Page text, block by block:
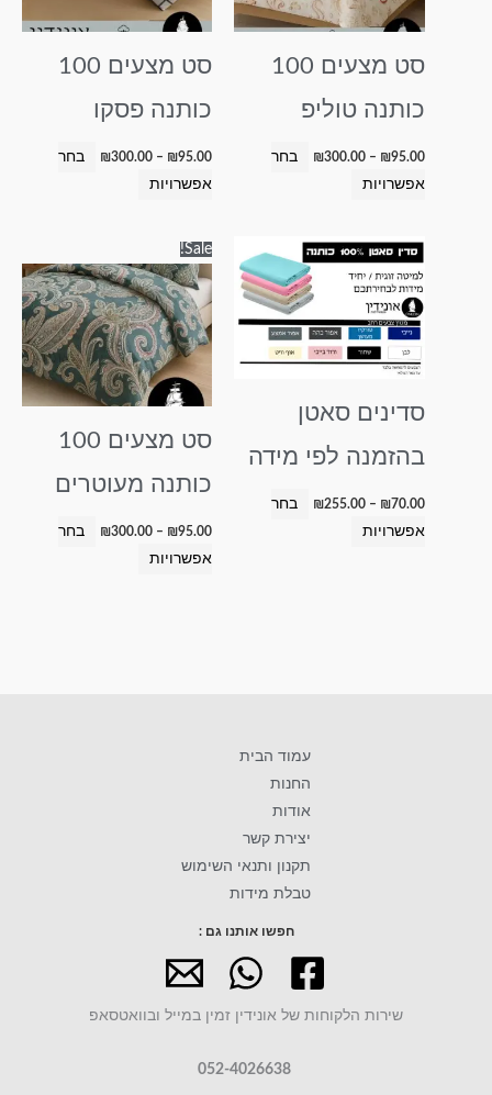
סט מצעים 100
כותנה טוליפ
₪95.00
–
₪300.00
בחר
אפשרויות
ניתן
את
בעמוד
המוצר
סט מצעים 100
כותנה פסקו
₪95.00
–
₪300.00
בחר
אפשרויות
ניתן
את
בעמוד
המוצר
סדינים סאטן
בהזמנה לפי מידה
₪ 70.00
–
₪255.00
טווח
מחירים:
⁦₪70.00⁩
עד
בחר
אפשרויות
למוצר
זה
מספר
סוגים.
לבחור
האפשרויות
בעמוד
Sale!
סט מצעים 100
כותנה מעוטרים
₪95.00
–
₪300.00
מחירים:
⁦₪95.00⁩
עד
⁦₪300.00⁩
בחר
אפשרויות
זה
יש
מספר
סוגים.
ניתן
את
בעמוד
המוצר
עמוד הבית
החנות
אודות
יצירת קשר
תקנון ותנאי השימוש
טבלת מידות
חפשו אותנו גם :
שירות הלקוחות של אונידין זמין במייל ובוואטסאפ